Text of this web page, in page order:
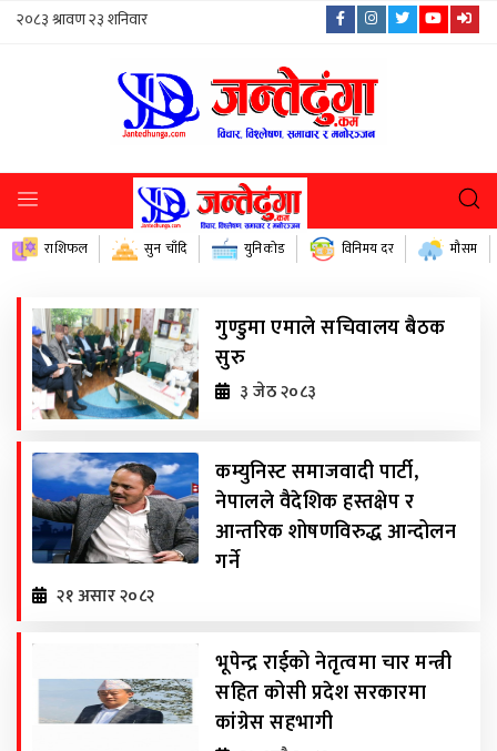
राशिफल सुन चाँदि युनिकोड विनिमय दर मौसम
गुण्डुमा एमाले सचिवालय बैठक
सुरु
३ जेठ २०८३
कम्युनिस्ट समाजवादी पार्टी,
नेपालले वैदेशिक हस्तक्षेप र
आन्तरिक शोषणविरुद्ध आन्दोलन
गर्ने
२१ असार २०८२
भूपेन्द्र राईको नेतृत्वमा चार मन्त्री
सहित कोसी प्रदेश सरकारमा
कांग्रेस सहभागी